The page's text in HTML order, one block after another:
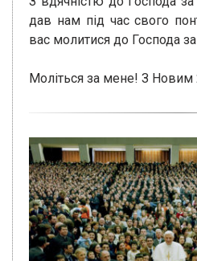
дав нам під час свого
вас молитися до Господа
Моліться за мене! З